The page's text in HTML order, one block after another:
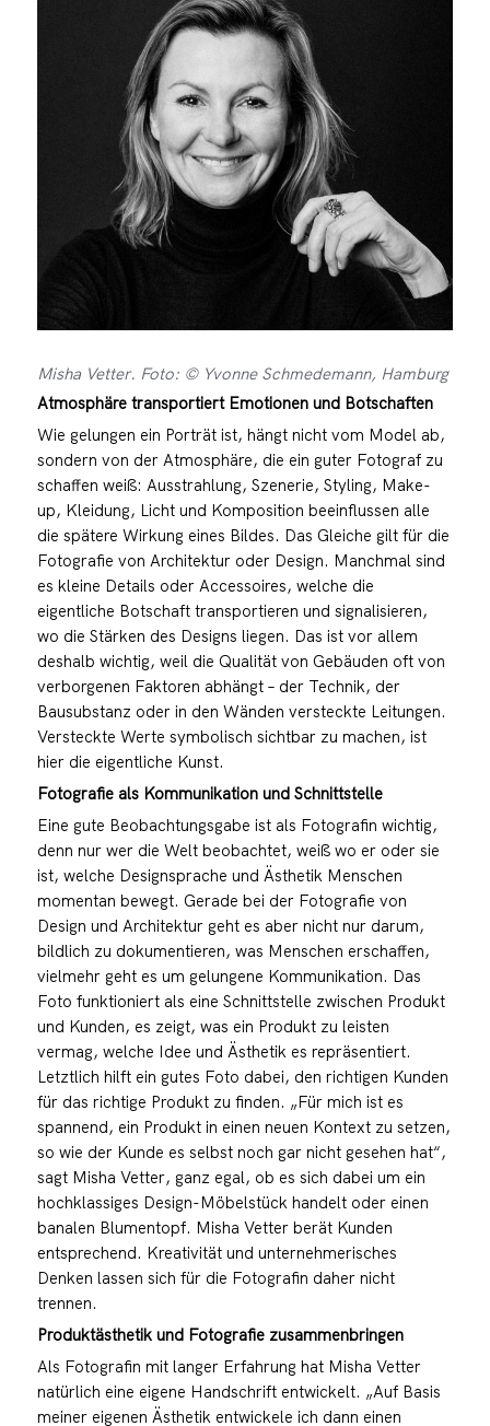
Misha Vetter. Foto: © Yvonne Schmedemann, Hamburg
Atmosphäre transportiert Emotionen und Botschaften
Wie gelungen ein Porträt ist, hängt nicht vom Model ab,
sondern von der Atmosphäre, die ein guter Fotograf zu
schaffen weiß: Ausstrahlung, Szenerie, Styling, Make-
up, Kleidung, Licht und Komposition beeinflussen alle
die spätere Wirkung eines Bildes. Das Gleiche gilt für die
Fotografie von Architektur oder Design. Manchmal sind
es kleine Details oder Accessoires, welche die
eigentliche Botschaft transportieren und signalisieren,
wo die Stärken des Designs liegen. Das ist vor allem
deshalb wichtig, weil die Qualität von Gebäuden oft von
verborgenen Faktoren abhängt – der Technik, der
Bausubstanz oder in den Wänden versteckte Leitungen.
Versteckte Werte symbolisch sichtbar zu machen, ist
hier die eigentliche Kunst.
Fotografie als Kommunikation und Schnittstelle
Eine gute Beobachtungsgabe ist als Fotografin wichtig,
denn nur wer die Welt beobachtet, weiß wo er oder sie
ist, welche Designsprache und Ästhetik Menschen
momentan bewegt. Gerade bei der Fotografie von
Design und Architektur geht es aber nicht nur darum,
bildlich zu dokumentieren, was Menschen erschaffen,
vielmehr geht es um gelungene Kommunikation. Das
Foto funktioniert als eine Schnittstelle zwischen Produkt
und Kunden, es zeigt, was ein Produkt zu leisten
vermag, welche Idee und Ästhetik es repräsentiert.
Letztlich hilft ein gutes Foto dabei, den richtigen Kunden
für das richtige Produkt zu finden. „Für mich ist es
spannend, ein Produkt in einen neuen Kontext zu setzen,
so wie der Kunde es selbst noch gar nicht gesehen hat“,
sagt Misha Vetter, ganz egal, ob es sich dabei um ein
hochklassiges Design-Möbelstück handelt oder einen
banalen Blumentopf. Misha Vetter berät Kunden
entsprechend. Kreativität und unternehmerisches
Denken lassen sich für die Fotografin daher nicht
trennen.
Produktästhetik und Fotografie zusammenbringen
Als Fotografin mit langer Erfahrung hat Misha Vetter
natürlich eine eigene Handschrift entwickelt. „Auf Basis
meiner eigenen Ästhetik entwickele ich dann einen